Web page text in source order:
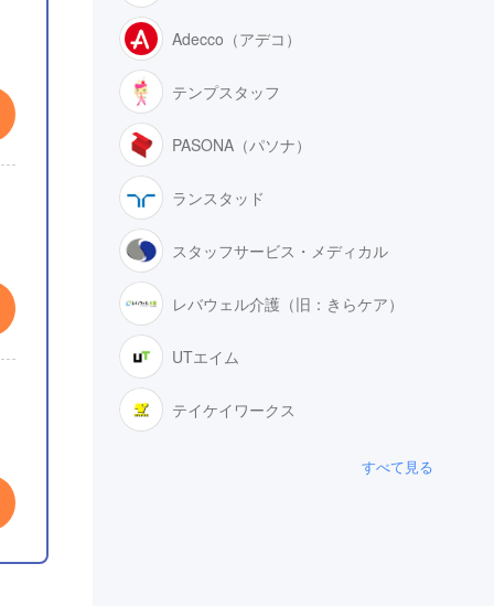
Adecco（アデコ）
テンプスタッフ
PASONA（パソナ）
ランスタッド
スタッフサービス・メディカル
レバウェル介護（旧：きらケア）
UTエイム
テイケイワークス
すべて見る